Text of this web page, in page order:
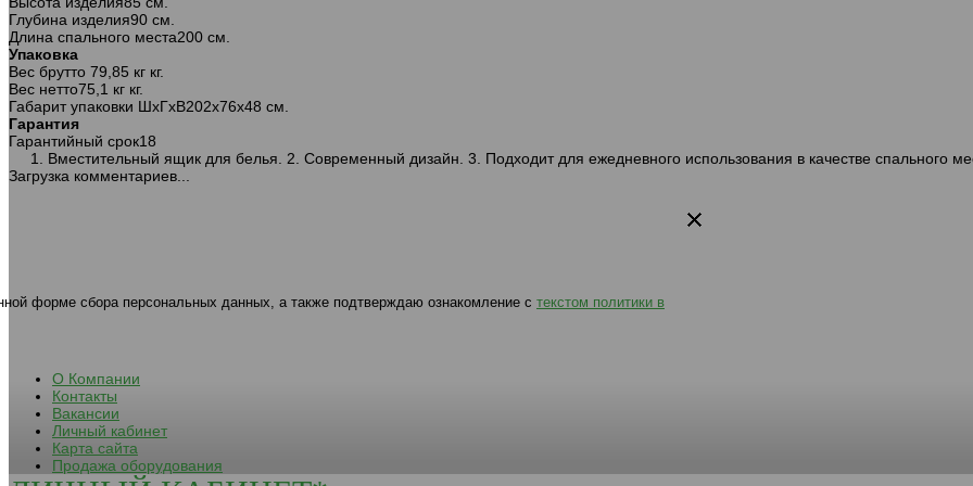
544 диван-кровать 3ек 901 Велутто
53
Глубина изделия90 см.
Длина спального места200 см.
Упаковка
Вес брутто 79,85 кг кг.
Вес нетто75,1 кг кг.
Габарит упаковки ШхГхВ202х76х48 см.
Гарантия
Гарантийный срок18
1. Вместительный ящик для белья. 2. Современный дизайн. 3. Подходит для ежедневного использования в качестве спального
Загрузка комментариев...
форме сбора персональных данных, а также подтверждаю ознакомление с текстом политики в
О Компании
Контакты
Вакансии
Личный кабинет
Карта сайта
Продажа оборудования